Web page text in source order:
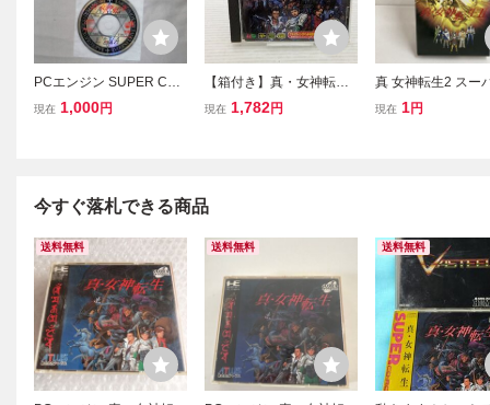
PCエンジン SUPER CD-
ROM2 真・女神転生 背面
現在 1,000円
【箱付き】真・女神転生
メガCD megaCD
現在 1,782円
真 女神転生2 スー
ァミコン ゲームソ
現在 1円
今すぐ落札できる商品
送料無料 送料無料 送料無料